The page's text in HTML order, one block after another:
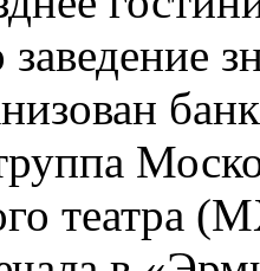
заведение
театра